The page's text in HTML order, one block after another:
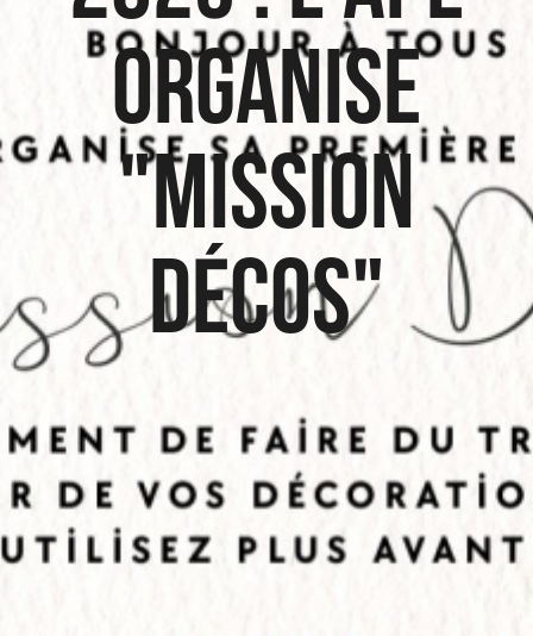
organise
"Mission
décos"